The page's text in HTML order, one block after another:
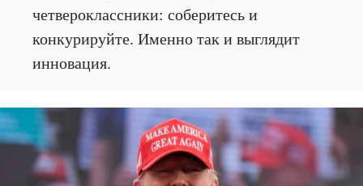
четвероклассники: соберитесь и
конкурируйте. Именно так и выглядит
инновация.